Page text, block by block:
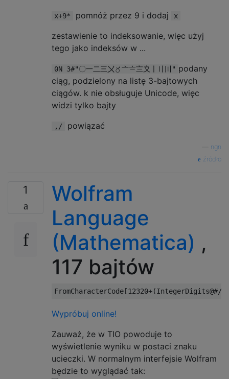
x+9* pomnóż przez 9 i dodaj x
zestawienie to indeksowanie, więc użyj
tego jako indeksów w ...
0N 3#"〇一二三〤〥〦〧〨〩〡〢〣" podany
ciąg, podzielony na listę 3-bajtowych
ciągów. k nie obsługuje Unicode, więc
widzi tylko bajty
,/ powiązać
ngn
źródło
1
Wolfram
Language
(Mathematica) ,
117 bajtów
Wypróbuj online!
Zauważ, że w TIO powoduje to
wyświetlenie wyniku w postaci znaku
ucieczki. W normalnym interfejsie Wolfram
będzie to wyglądać tak: